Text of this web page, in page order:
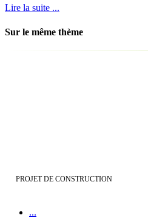
Lire la suite ...
Sur le même thème
PROJET DE CONSTRUCTION
...